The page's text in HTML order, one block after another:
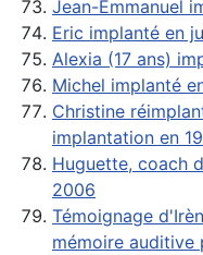
Jean-Emmanuel
Eric implanté en
Alexia (17 ans)
Michel implanté
Christine
implantation en
Huguette, coach
2006
Témoignage
mémoire auditive